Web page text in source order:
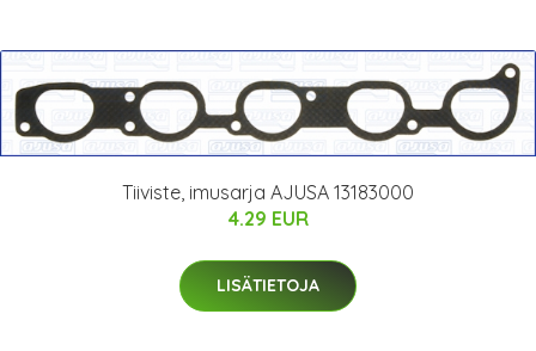
Tiiviste, imusarja AJUSA 13183000
4.29 EUR
LISÄTIETOJA